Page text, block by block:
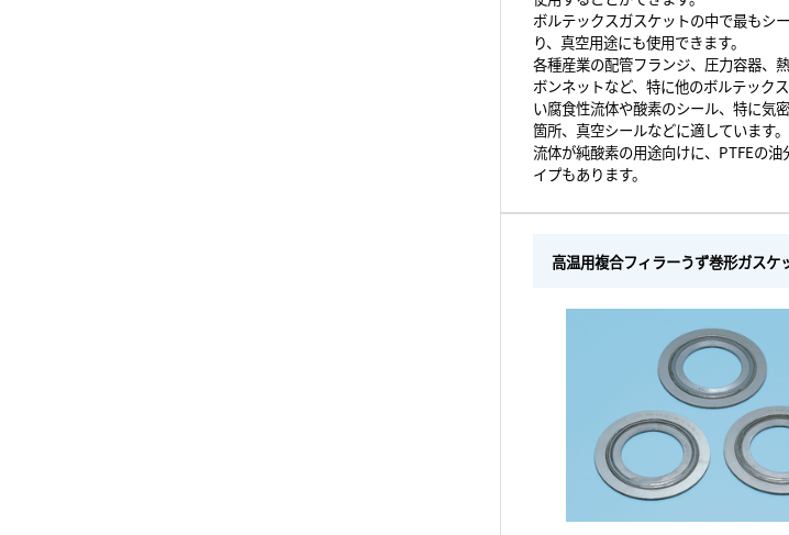
ボルテックスガスケットの中で最もシ
り、真空用途にも使用できます。
各種産業の配管フランジ、圧力容器、
ボンネットなど、特に他のボルテック
い腐食性流体や酸素のシール、特に気
箇所、真空シールなどに適しています。
流体が純酸素の用途向けに、PTFEの油
イプもあります。
高温用複合フィラーうず巻形ガスケ